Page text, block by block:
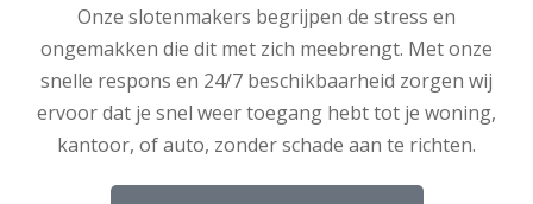
Onze slotenmakers begrijpen de stress en
ongemakken die dit met zich meebrengt. Met onze
snelle respons en 24/7 beschikbaarheid zorgen wij
ervoor dat je snel weer toegang hebt tot je woning,
kantoor, of auto, zonder schade aan te richten.